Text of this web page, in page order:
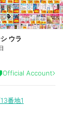
ウラ
Official Account
番地1